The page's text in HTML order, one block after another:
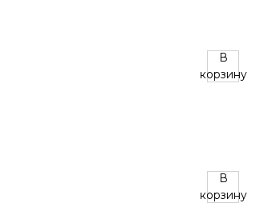
В
корзину
В
корзину